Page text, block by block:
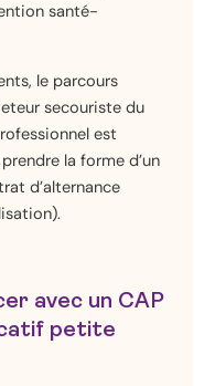
santé-
le parcours
secouriste du
est
la forme d’un
d’alternance
avec un CAP
petite